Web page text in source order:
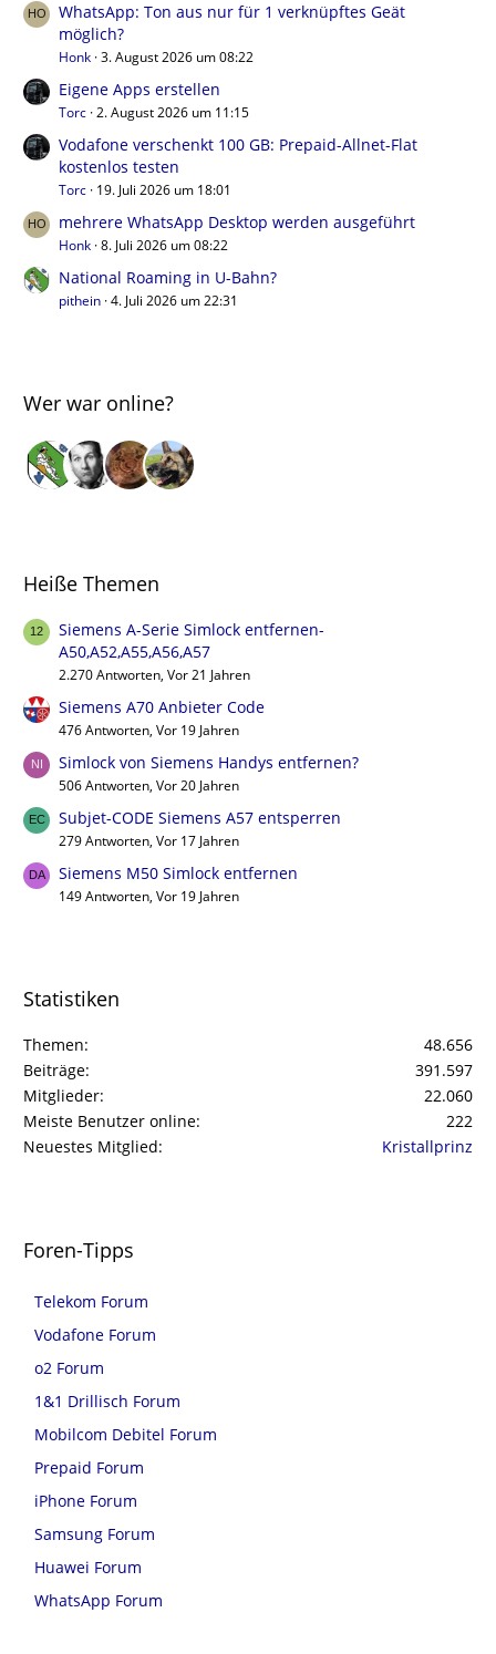
WhatsApp: Ton aus nur für 1 verknüpftes Geät
möglich?
Honk 3. August 2026 um 08:22
Eigene Apps erstellen
Torc 2. August 2026 um 11:15
Vodafone verschenkt 100 GB: Prepaid-Allnet-Flat
kostenlos testen
Torc 19. Juli 2026 um 18:01
mehrere WhatsApp Desktop werden ausgeführt
Honk 8. Juli 2026 um 08:22
National Roaming in U-Bahn?
pithein 4. Juli 2026 um 22:31
Wer war online?
Heiße Themen
Siemens A-Serie Simlock entfernen-
A50,A52,A55,A56,A57
2.270 Antworten, Vor 21 Jahren
Siemens A70 Anbieter Code
476 Antworten, Vor 19 Jahren
Simlock von Siemens Handys entfernen?
506 Antworten, Vor 20 Jahren
Subjet-CODE Siemens A57 entsperren
279 Antworten, Vor 17 Jahren
Siemens M50 Simlock entfernen
149 Antworten, Vor 19 Jahren
Statistiken
Themen
48.656
Beiträge
391.597
Mitglieder
22.060
Meiste Benutzer online
222
Neuestes Mitglied
Kristallprinz
Foren-Tipps
Telekom Forum
Vodafone Forum
o2 Forum
1&1 Drillisch Forum
Mobilcom Debitel Forum
Prepaid Forum
iPhone Forum
Samsung Forum
Huawei Forum
WhatsApp Forum